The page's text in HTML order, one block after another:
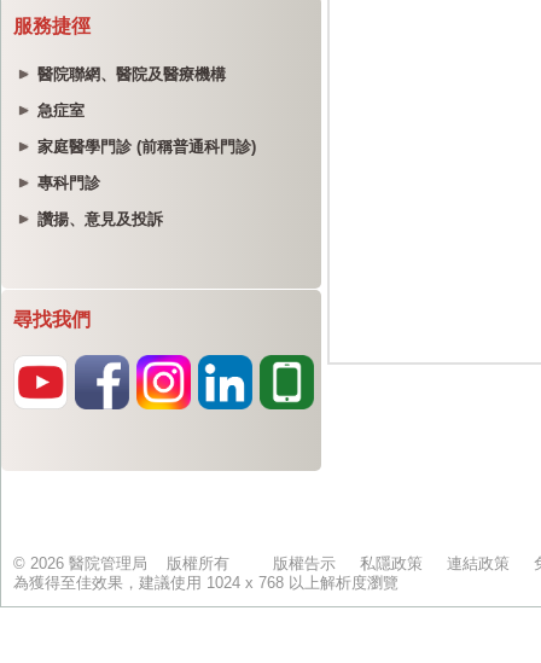
服務捷徑
醫院聯網、醫院及醫療機構
急症室
家庭醫學門診 (前稱普通科門診)
專科門診
讚揚、意見及投訴
尋找我們
© 2026 醫院管理局 版權所有 版權告示 私隱政策 連結政策
為獲得至佳效果，建議使用 1024 x 768 以上解析度瀏覽